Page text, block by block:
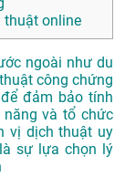
thuật online
ngoài như du
công chứng
đảm bảo tính
và tổ chức
vị dịch thuật uy
sự lựa chọn lý